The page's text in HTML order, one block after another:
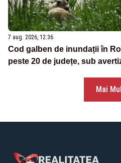
7 aug. 2026, 12:36
Cod galben de inundații în
peste 20 de județe, sub
Mai